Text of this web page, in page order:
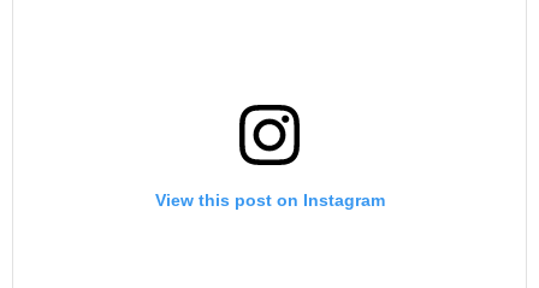
View this post on Instagram